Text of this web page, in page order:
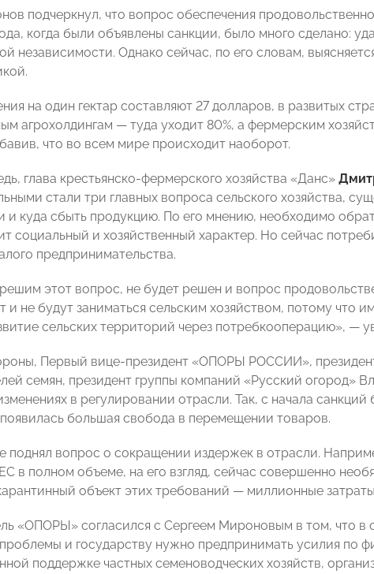
подчеркнул, что вопрос обеспечения
когда были объявлены санкции, было много сделано:
независимости. Однако сейчас, по его словам,
на один гектар составляют 27 долларов, в развитых
агрохолдингам — туда уходит 80%, а фермерским
что во всем мире происходит наоборот.
глава крестьянско-фермерского хозяйства «Данс»
стали три главных вопроса сельского хозяйства,
и куда сбыть продукцию. По его мнению, необходимо
социальный и хозяйственный характер. Но сейчас
предпринимательства.
этот вопрос, не будет решен и вопрос
и не будут заниматься сельским хозяйством, потому что
сельских территорий через потребкооперацию», —
Первый вице-президент «ОПОРЫ РОССИИ»,
семян, президент группы компаний «Русский огород»
в регулировании отрасли. Так, с начала
большая свобода в перемещении товаров.
поднял вопрос о сокращении издержек в отрасли.
в полном объеме, на его взгляд, сейчас совершенно
объект этих требований — миллионные
«ОПОРЫ» согласился с Сергеем Мироновым в том, что в
и государству нужно предпринимать усилия по
поддержке частных семеноводческих хозяйств,